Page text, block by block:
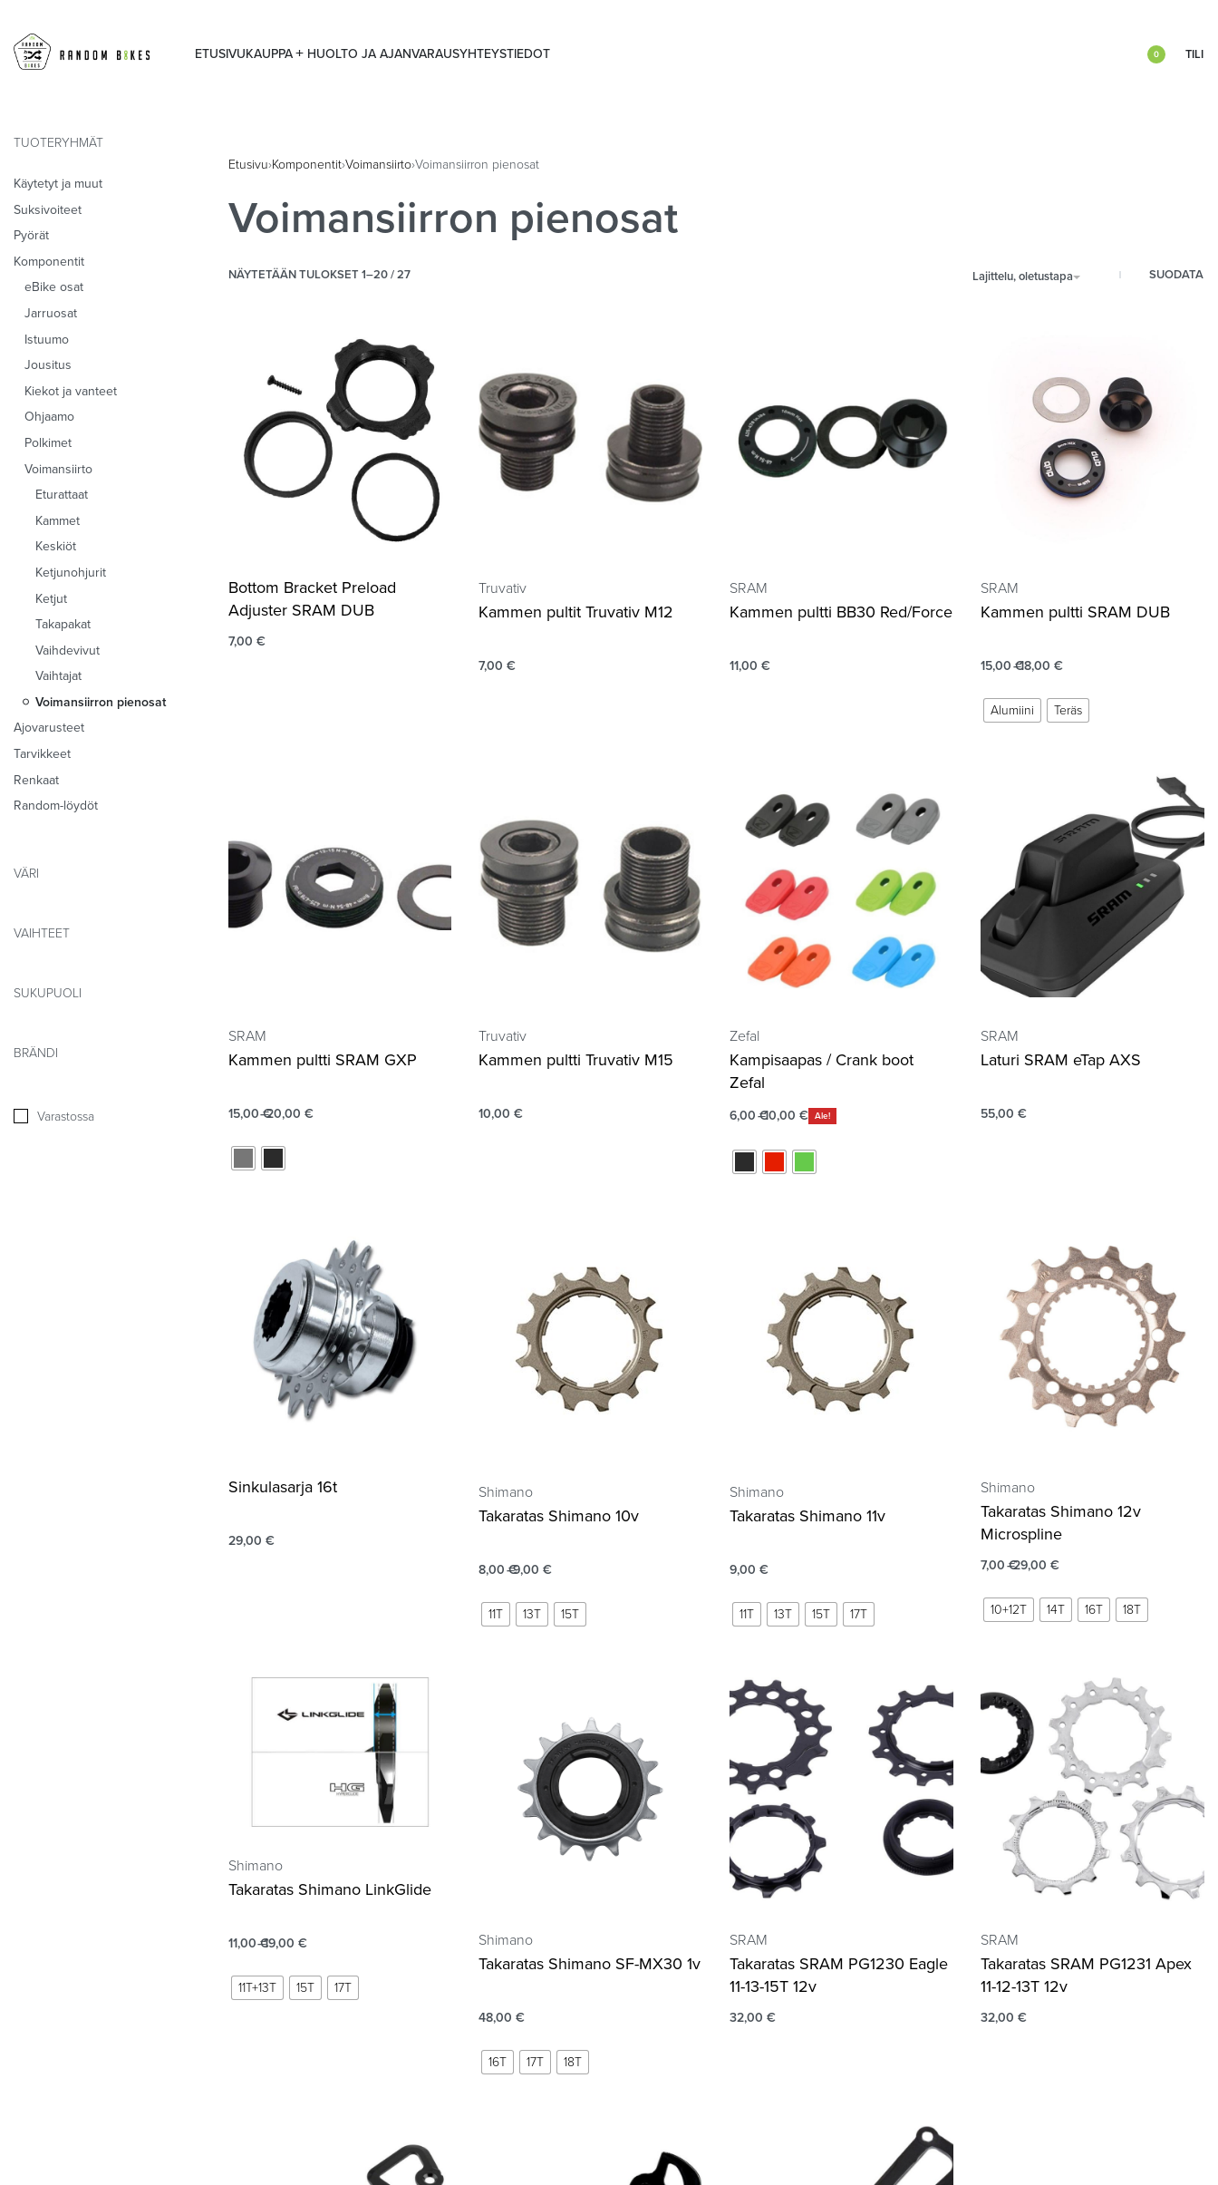
ETUSIVUKAUPPA HUOLTO JA AJANVARAUSYHTEYSTIEDOT 0 TILI
TUOTERYHMÄT
Käytetyt ja muut
Suksivoiteet
Pyörät
Komponentit
eBike osat
Jarruosat
Istuumo
Jousitus
Kiekot ja vanteet
Ohjaamo
Polkimet
Voimansiirto
Eturattaat
Kammet
Keskiöt
Ketjunohjurit
Ketjut
Takapakat
Vaihdevivut
Vaihtajat
Voimansiirron pienosat
Ajovarusteet
Tarvikkeet
Renkaat
Random-löydöt
VÄRI
VAIHTEET
SUKUPUOLI
BRÄNDI
Varastossa
Etusivu›Komponentit›Voimansiirto›Voimansiirron pienosat
Voimansiirron pienosat
NÄYTETÄÄN TULOKSET 1–20 / 27 Lajittelu, oletustapa SUODATA
Bottom Bracket Preload
Adjuster SRAM DUB
7,00 €
Truvativ
Kammen pultit Truvativ M12
7,00€
SRAM
Kammen pultti BB30 Red/Force
11,00€
SRAM
Kammen pultti SRAM DUB
15,00€18,00 €
Alumiini Teräs
SRAM
Kammen pultti SRAM GXP
15,00€20,00€
Truvativ
Kammen pultti Truvativ M15
10,00€
Zefal
Kampisaapas / Crank boot
Zefal
6,00€10,00 € Ale!
SRAM
Laturi SRAM eTap AXS
55,00€
Sinkulasarja 16t
29,00 €
Shimano
Takaratas Shimano 10v
8,00€9,00 €
11T 13T 15T
Shimano
Takaratas Shimano 11v
9,00€
11T 13T 15T 17T
Shimano
Takaratas Shimano 12v
Microspline
7,00€29,00 €
10+12T 14T 16T 18T
Shimano
Takaratas Shimano LinkGlide
11,00€19,00€
11T+13T 15T 17T
Shimano
Takaratas Shimano SF-MX30 1v
48,00€
16T 17T 18T
SRAM
Takaratas SRAM PG1230 Eagle
11-13-15T 12v
32,00€
SRAM
Takaratas SRAM PG1231 Apex
11-12-13T 12v
32,00€